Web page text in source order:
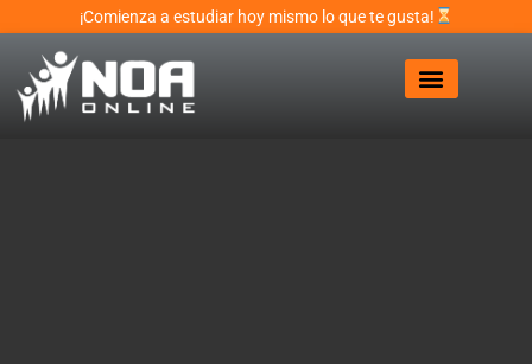
¡Comienza a estudiar hoy mismo lo que te gusta!